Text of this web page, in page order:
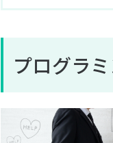
プログラ